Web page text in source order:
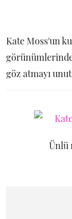
Kate Moss'un
göz atmayı
Ünlü